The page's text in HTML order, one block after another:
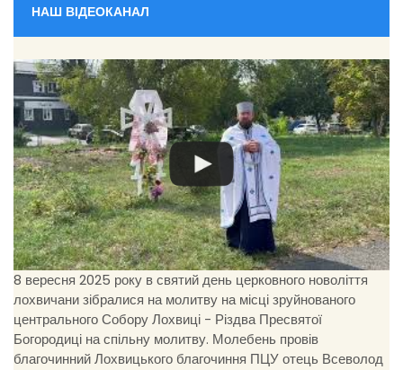
НАШ ВІДЕОКАНАЛ
8 вересня 2025 року в святий день церковного новоліття
лохвичани зібралися на молитву на місці зруйнованого
центрального Собору Лохвиці - Різдва Пресвятої
Богородиці на спільну молитву. Молебень провів
благочинний Лохвицького благочиння ПЦУ отець Всеволод